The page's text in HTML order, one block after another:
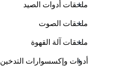
ملحقات أدوات الصيد
+
ملحقات الصوت
+
ملحقات آلة القهوة
+
أدوات وإكسسوارات التدخين
+